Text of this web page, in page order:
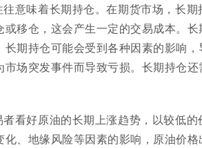
意味着长期持仓。在期货市场，长
移仓，这会产生一定的交易成本。长
长期持仓可能会受到各种因素的影响
市场突发事件而导致亏损。长期持仓
看好原油的长期上涨趋势，以较低的
化、地缘风险等因素的影响，原油价